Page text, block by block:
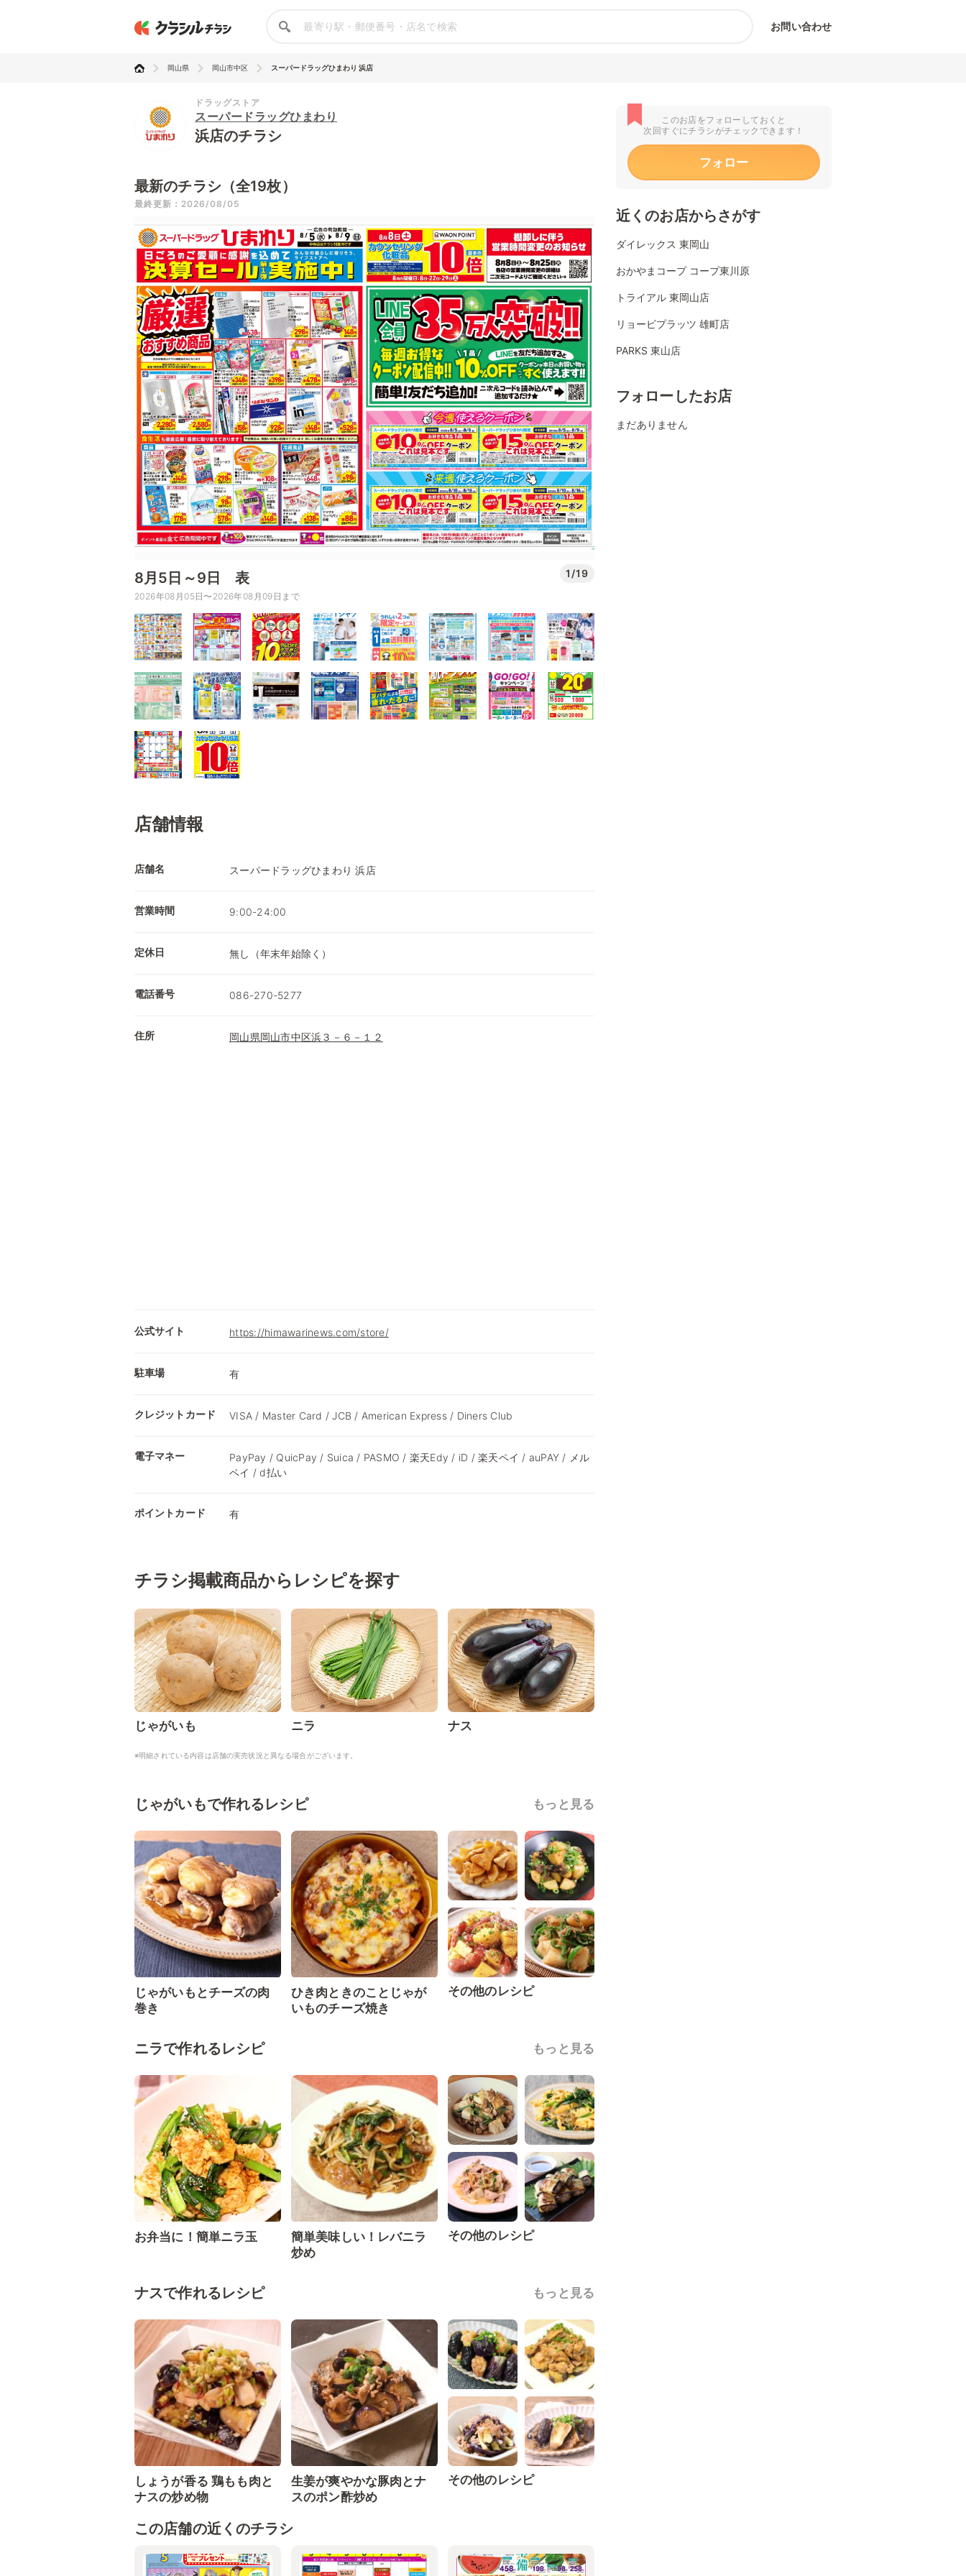
お問い合わせ
岡山県 岡山市中区 スーパードラッグひまわり 浜店
ドラッグストア
スーパードラッグひまわり
浜店のチラシ
最新のチラシ（全19枚）
最終更新：2026/08/05
8月5日～9日 表 1/19
2026年08月05日〜2026年08月09日まで
店舗情報
店舗名 スーパードラッグひまわり 浜店
営業時間 9:00-24:00
定休日 無し（年末年始除く）
電話番号 086-270-5277
住所 岡山県岡山市中区浜３－６－１２
公式サイト https://himawarinews.com/store/
駐車場 有
クレジットカード VISA / Master Card / JCB / American Express / Diners Club
電子マネー
PayPay / QuicPay / Suica / PASMO / 楽天Edy / iD / 楽天ペイ / auPAY / メル
ペイ / d払い
ポイントカード 有
チラシ掲載商品からレシピを探す
じゃがいも ニラ ナス
※明細されている内容は店舗の実売状況と異なる場合がございます。
じゃがいもで作れるレシピ もっと見る
じゃがいもとチーズの肉
巻き
ひき肉ときのことじゃが
いものチーズ焼き
その他のレシピ
ニラで作れるレシピ もっと見る
お弁当に！簡単ニラ玉
簡単美味しい！レバニラ
炒め
その他のレシピ
ナスで作れるレシピ もっと見る
しょうが香る 鶏もも肉と
ナスの炒め物
生姜が爽やかな豚肉とナ
スのポン酢炒め
その他のレシピ
この店舗の近くのチラシ
このお店をフォローしておくと
次回すぐにチラシがチェックできます！
フォロー
近くのお店からさがす
ダイレックス 東岡山
おかやまコープ コープ東川原
トライアル 東岡山店
リョービプラッツ 雄町店
PARKS 東山店
フォローしたお店
まだありません